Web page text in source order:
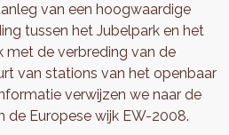
van een hoogwaardige
tussen het Jubelpark en het
met de verbreding van de
van stations van het openbaar
verwijzen we naar de
de Europese wijk EW-2008.